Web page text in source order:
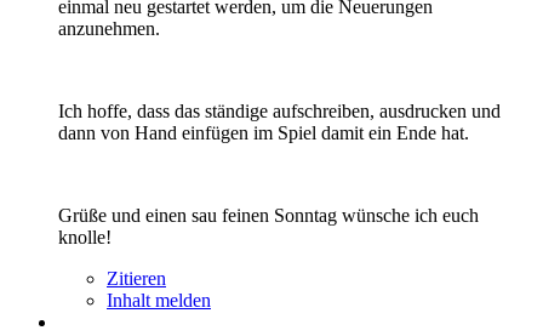
einmal neu gestartet werden, um die Neuerungen
anzunehmen.
Ich hoffe, dass das ständige aufschreiben, ausdrucken und
dann von Hand einfügen im Spiel damit ein Ende hat.
Grüße und einen sau feinen Sonntag wünsche ich euch
knolle!
Zitieren
Inhalt melden